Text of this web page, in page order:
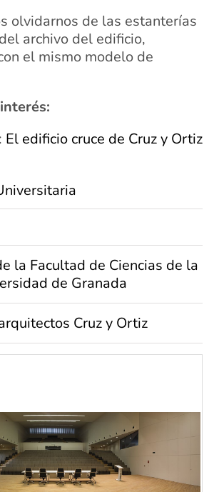
olvidarnos de las estanterías
archivo del edificio,
el mismo modelo de
El edificio cruce de Cruz y Ortiz
la Facultad de Ciencias de la
de Granada
Cruz y Ortiz